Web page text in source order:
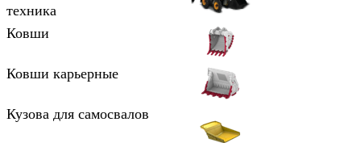
техника
Ковши
Ковши карьерные
Кузова для самосвалов